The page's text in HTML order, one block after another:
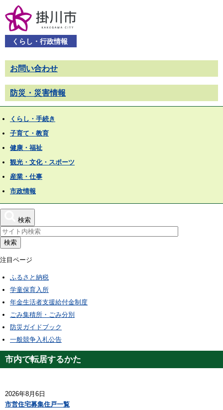
くらし・行政情報
お問い合わせ
防災・災害情報
くらし・手続き
子育て・教育
健康・福祉
観光・文化・スポーツ
産業・仕事
市政情報
検索
検索
注目ページ
ふるさと納税
学童保育入所
年金生活者支援給付金制度
ごみ集積所・ごみ分別
防災ガイドブック
一般競争入札公告
市内で転居するかた
2026年8月6日
市営住宅募集住戸一覧